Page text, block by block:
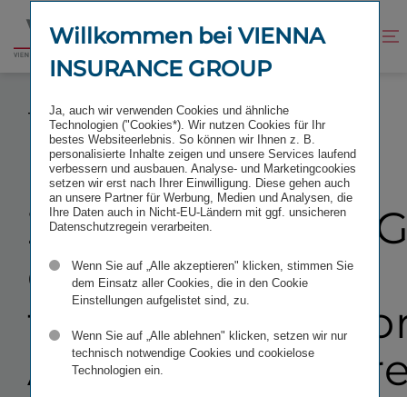
Inhalt
springen
Fußzeile
springen
Zur
Startseite
Kontrast
ZINSHAUS DER VIG IST ERSTES EU-
TAXONOMIEKONFORMES ALTOBJEKT ÖSTERREICHS
Zinshaus der
erstes EU-​
Altobjekt
Willkommen bei VIENNA
INSURANCE GROUP
Ja, auch wir verwenden Cookies und ähnliche
Technologien ("Cookies*). Wir nutzen Cookies für Ihr
bestes Websiteerlebnis. So können wir Ihnen z. B.
personalisierte Inhalte zeigen und unsere Services laufend
verbessern und ausbauen. Analyse- und Marketingcookies
setzen wir erst nach Ihrer Einwilligung. Diese gehen auch
an unsere Partner für Werbung, Medien und Analysen, die
Ihre Daten auch in Nicht-EU-Ländern mit ggf. unsicheren
Datenschutzregein verarbeiten.
Wenn Sie auf „Alle akzeptieren" klicken, stimmen Sie
dem Einsatz aller Cookies, die in den Cookie
Einstellungen aufgelistet sind, zu.
Wenn Sie auf „Alle ablehnen" klicken, setzen wir nur
technisch notwendige Cookies und cookielose
Technologien ein.